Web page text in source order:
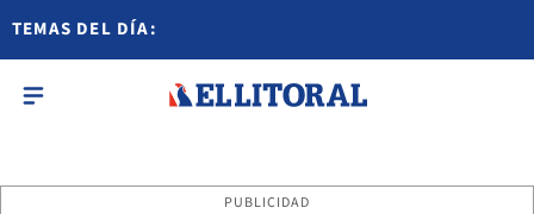
TEMAS DEL DÍA:
PUBLICIDAD